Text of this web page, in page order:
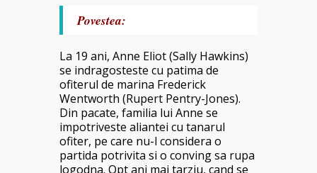
Povestea:
La 19 ani, Anne Eliot (Sally Hawkins)
se indragosteste cu patima de
ofiterul de marina Frederick
Wentworth (Rupert Pentry-Jones).
Din pacate, familia lui Anne se
impotriveste aliantei cu tanarul
ofiter, pe care nu-l considera o
partida potrivita si o conving sa rupa
logodna. Opt ani mai tarziu, cand se